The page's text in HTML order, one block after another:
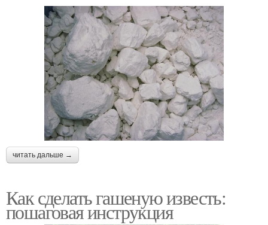
читать дальше →
Как сделать гашеную известь:
пошаговая инструкция